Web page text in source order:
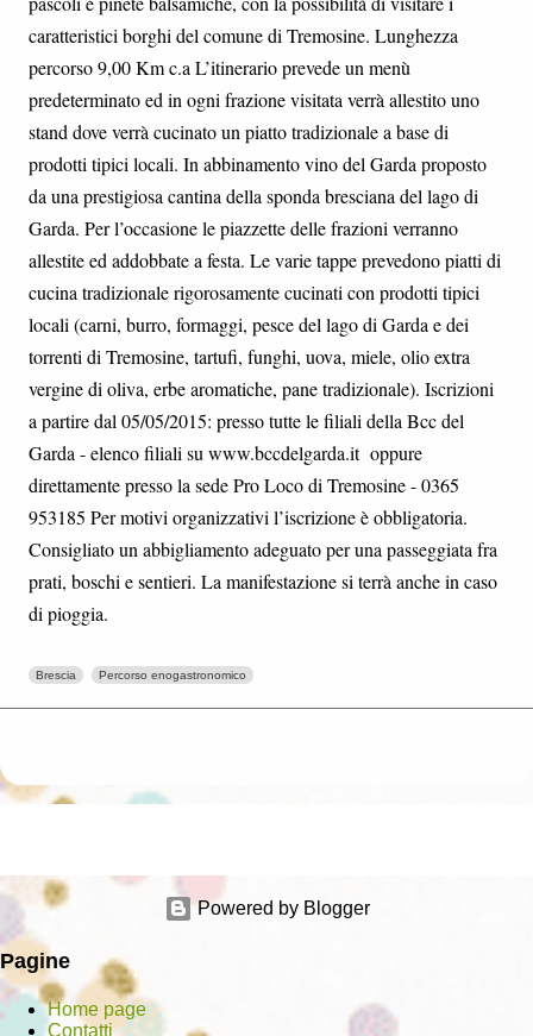
caratteristici borghi del comune di Tremosine. Lunghezza
percorso 9,00 Km c.a L’itinerario prevede un menù
predeterminato ed in ogni frazione visitata verrà allestito uno
stand dove verrà cucinato un piatto tradizionale a base di
prodotti tipici locali. In abbinamento vino del Garda proposto
da una prestigiosa cantina della sponda bresciana del lago di
Garda. Per l’occasione le piazzette delle frazioni verranno
allestite ed addobbate a festa. Le varie tappe prevedono piatti di
cucina tradizionale rigorosamente cucinati con prodotti tipici
locali (carni, burro, formaggi, pesce del lago di Garda e dei
torrenti di Tremosine, tartufi, funghi, uova, miele, olio extra
vergine di oliva, erbe aromatiche, pane tradizionale). Iscrizioni
a partire dal 05/05/2015: presso tutte le filiali della Bcc del
Garda - elenco filiali su www.bccdelgarda.it oppure
direttamente presso la sede Pro Loco di Tremosine - 0365
953185 Per motivi organizzativi l’iscrizione è obbligatoria.
Consigliato un abbigliamento adeguato per una passeggiata fra
prati, boschi e sentieri. La manifestazione si terrà anche in caso
di pioggia.
Brescia Percorso enogastronomico
Powered by Blogger
Pagine
Home page
Contatti